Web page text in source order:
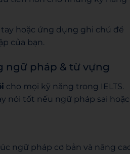
hoặc ứng dụng ghi chú để
của bạn.
ngữ pháp & từ vựng
cho mọi kỹ năng trong IELTS.
nói tốt nếu ngữ pháp sai hoặc
ngữ pháp cơ bản và nâng